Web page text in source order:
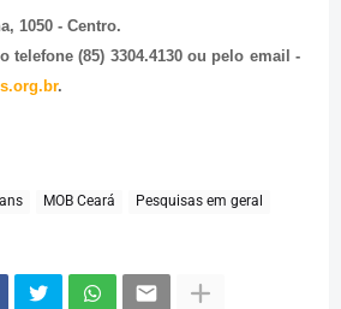
1050 - Centro.
telefone (85) 3304.4130 ou pelo email -
.
MOB Ceará
Pesquisas em geral